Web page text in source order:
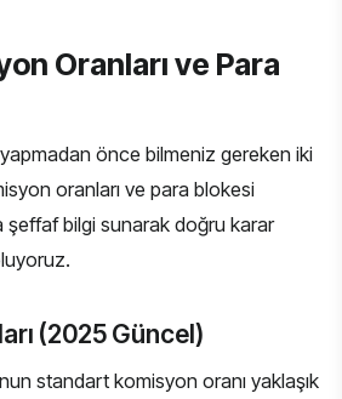
Oranları ve Para
önce bilmeniz gereken iki
oranları ve para blokesi
şeffaf bilgi sunarak doğru karar
(2025 Güncel)
standart komisyon oranı yaklaşık